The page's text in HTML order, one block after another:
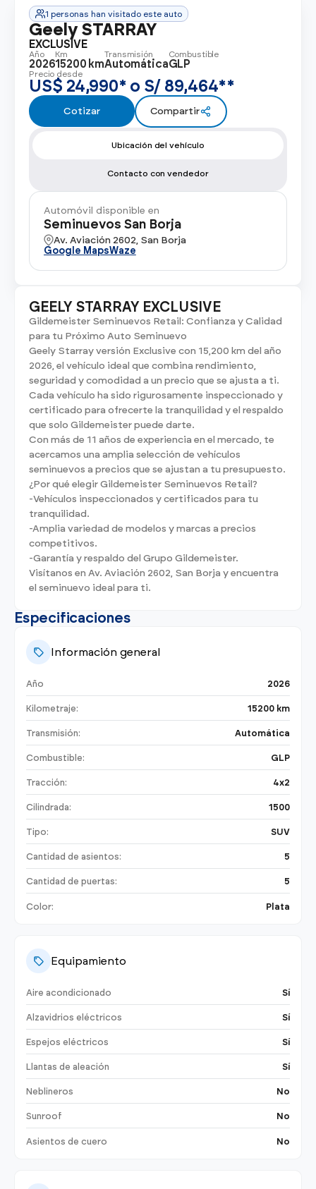
Promociones
Flotas
Vende tu auto
Financiamiento
Noticias
Centro de ayuda
Ir a todos los Autos Nuevos
1 personas han visitado este auto
Geely STARRAY
EXCLUSIVE
Año
2026
Km
15200 km
Transmisión
Automática
Combustible
GLP
Precio desde
US$ 24,990* o S/ 89,464**
Cotizar Compartir
Ubicación del vehículo
Contacto con vendedor
Automóvil disponible en
Seminuevos San Borja
Av. Aviación 2602, San Borja
Google MapsWaze
GEELY STARRAY EXCLUSIVE
Gildemeister Seminuevos Retail: Confianza y Calidad
para tu Próximo Auto Seminuevo
Geely Starray versión Exclusive con 15,200 km del año
2026, el vehículo ideal que combina rendimiento,
seguridad y comodidad a un precio que se ajusta a ti.
Cada vehículo ha sido rigurosamente inspeccionado y
certificado para ofrecerte la tranquilidad y el respaldo
que solo Gildemeister puede darte.
Con más de 11 años de experiencia en el mercado, te
acercamos una amplia selección de vehículos
seminuevos a precios que se ajustan a tu presupuesto.
¿Por qué elegir Gildemeister Seminuevos Retail?
-Vehículos inspeccionados y certificados para tu
tranquilidad.
-Amplia variedad de modelos y marcas a precios
competitivos.
-Garantía y respaldo del Grupo Gildemeister.
Visítanos en Av. Aviación 2602, San Borja y encuentra
el seminuevo ideal para ti.
Especificaciones
Información general
Año 2026
Kilometraje: 15200 km
Transmisión: Automática
Combustible: GLP
Tracción: 4x2
Cilindrada: 1500
Tipo: SUV
Cantidad de asientos: 5
Cantidad de puertas: 5
Color: Plata
Equipamiento
Aire acondicionado Sí
Alzavidrios eléctricos Sí
Espejos eléctricos Sí
Llantas de aleación Sí
Neblineros No
Sunroof No
Asientos de cuero No